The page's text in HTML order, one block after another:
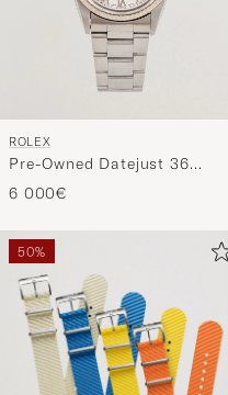
ROLEX
Pre-Owned Datejust 36
16234
6 000€
50%